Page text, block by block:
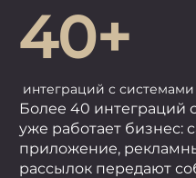
40+
интеграций с
Более 40 интеграций
уже работает бизнес:
приложение,
рассылок передают